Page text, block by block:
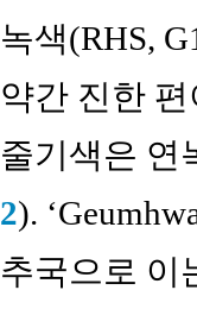
녹색(RHS,
약간 진한
줄기색은 연
2).
추국으로 이